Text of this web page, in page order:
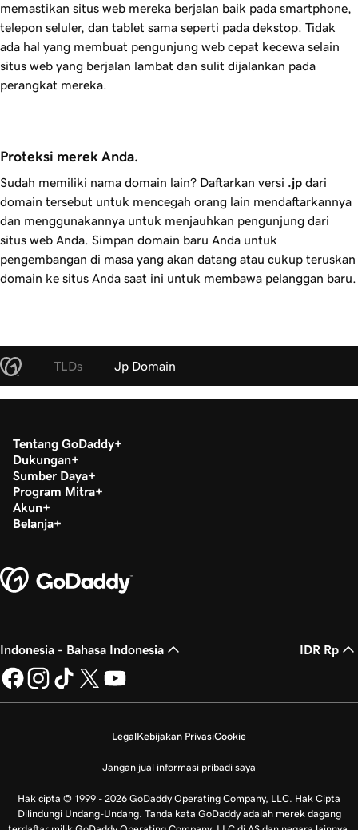
memastikan situs web mereka berjalan baik pada smartphone,
telepon seluler, dan tablet sama seperti pada dekstop. Tidak
ada hal yang membuat pengunjung web cepat kecewa selain
situs web yang berjalan lambat dan sulit dijalankan pada
perangkat mereka.
Proteksi merek Anda.
Sudah memiliki nama domain lain? Daftarkan versi .jp dari
domain tersebut untuk mencegah orang lain mendaftarkannya
dan menggunakannya untuk menjauhkan pengunjung dari
situs web Anda. Simpan domain baru Anda untuk
pengembangan di masa yang akan datang atau cukup teruskan
domain ke situs Anda saat ini untuk membawa pelanggan baru.
TLDs Jp Domain
Tentang GoDaddy
Dukungan
Sumber Daya
Program Mitra
Akun
Belanja
Indonesia - Bahasa Indonesia IDR Rp
LegalKebijakan PrivasiCookie
Jangan jual informasi pribadi saya
Hak cipta © 1999 - 2026 GoDaddy Operating Company, LLC. Hak Cipta
Dilindungi Undang-Undang. Tanda kata GoDaddy adalah merek dagang